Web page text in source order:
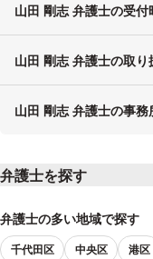
山田 剛志 弁護士の受付
山田 剛志 弁護士の取り
山田 剛志 弁護士の事
弁護士を探す
弁護士の多い地域で探す
千代田区 中央区 港区